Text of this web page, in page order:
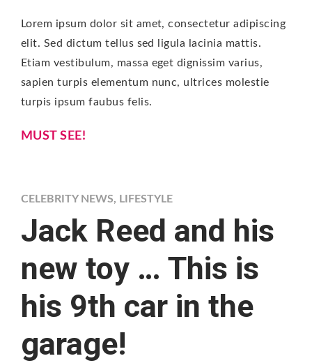
Lorem ipsum dolor sit amet, consectetur adipiscing
elit. Sed dictum tellus sed ligula lacinia mattis.
Etiam vestibulum, massa eget dignissim varius,
sapien turpis elementum nunc, ultrices molestie
turpis ipsum faubus felis.
MUST SEE!
CELEBRITY NEWS, LIFESTYLE
Jack Reed and his
new toy … This is
his 9th car in the
garage!